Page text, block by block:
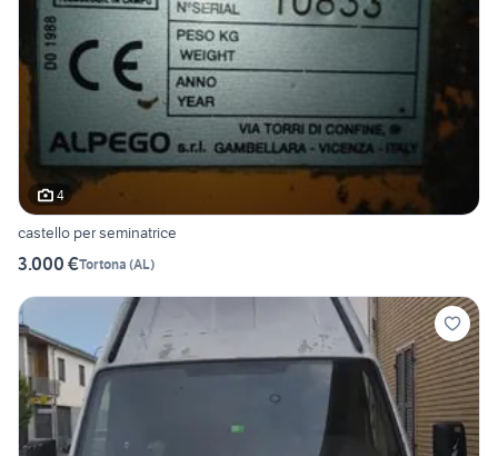
4
castello per seminatrice
3.000 €Tortona (AL)